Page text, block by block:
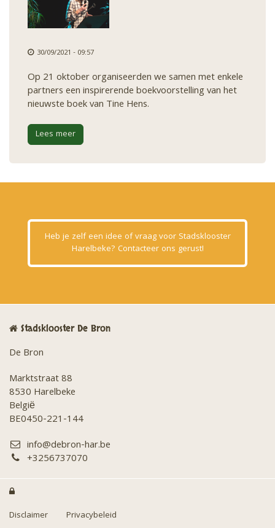
30/09/2021 - 09:57
Op 21 oktober organiseerden we samen met enkele
partners een inspirerende boekvoorstelling van het
nieuwste boek van Tine Hens.
Lees meer
Heb je zelf een idee of vraag voor Stadsklooster
Harelbeke? Contacteer ons gerust!
Stadsklooster De Bron
De Bron
Marktstraat 88
8530 Harelbeke
België
BE0450-221-144
info@debron-har.be
+3256737070

Disclaimer Privacybeleid